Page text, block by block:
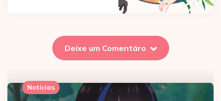
Deixe um Comentáro
Notícias